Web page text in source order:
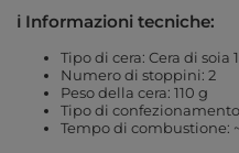
ℹ️ Informazioni tecniche:
Tipo di cera: Cera di soia
Numero di stoppini: 2
Peso della cera: 110 g
Tipo di
Tempo di combustione: